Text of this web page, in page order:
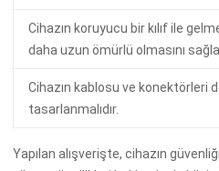
Cihazın koruyucu bir kılıf ile
daha uzun ömürlü olmasını
Cihazın kablosu ve konektörleri
tasarlanmalıdır.
Yapılan alışverişte, cihazın